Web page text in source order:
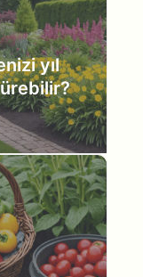
yıl